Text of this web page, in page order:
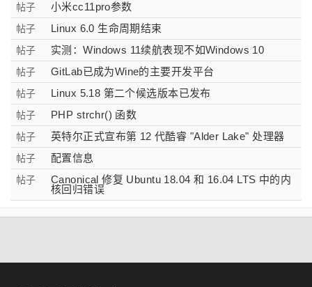
帖子 小米cc11pro参数
帖子 Linux 6.0 生命周期结束
帖子 实测：Windows 11续航表现不如Windows 10
帖子 GitLab已成为Wine的主要开发平台
帖子 Linux 5.18 第二个候选版本已发布
帖子 PHP strchr() 函数
帖子 英特尔正式宣布第 12 代酷睿 "Alder Lake" 处理器
帖子 配置信息
帖子
Canonical 修复 Ubuntu 18.04 和 16.04 LTS 中的内
核回归错误